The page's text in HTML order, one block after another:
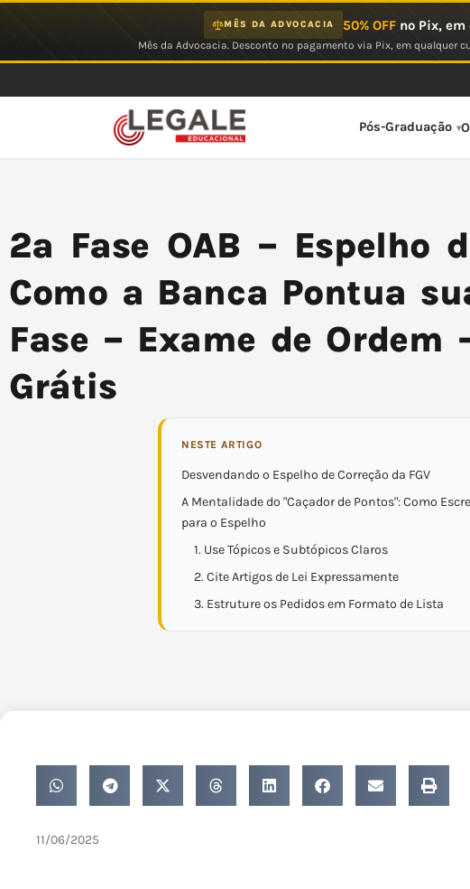
MÊS DA ADVOCACIA 50% OFFno Pix, em
Mês da Advocacia. Desconto no pagamento via Pix, em
Pós-Graduação
2a Fase OAB – Espelho
Como a Banca Pontua
Fase – Exame de Ordem
Grátis
NESTE ARTIGO
Desvendando o Espelho de Correção da FGV
A Mentalidade do "Caçador de Pontos": Como
para o Espelho
1. Use Tópicos e Subtópicos Claros
2. Cite Artigos de Lei Expressamente
3. Estruture os Pedidos em Formato de Lista
11/06/2025